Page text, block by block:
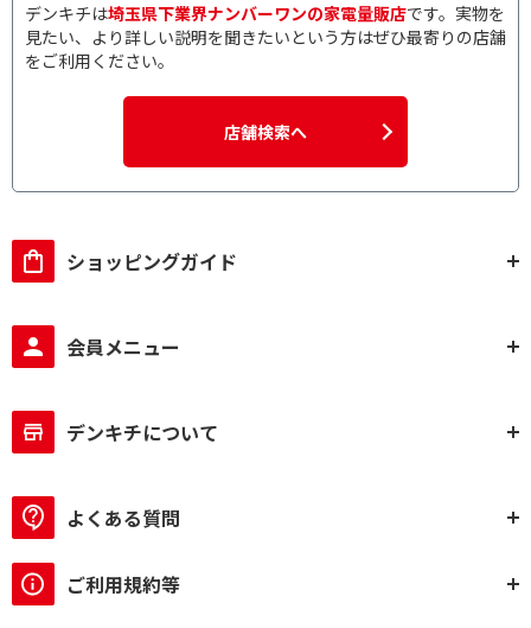
デンキチは埼玉県下業界ナンバーワンの家電量販店です。実物を
見たい、より詳しい説明を聞きたいという方はぜひ最寄りの店舗
をご利用ください。
店舗検索へ
ショッピングガイド
会員メニュー
デンキチについて
よくある質問
ご利用規約等